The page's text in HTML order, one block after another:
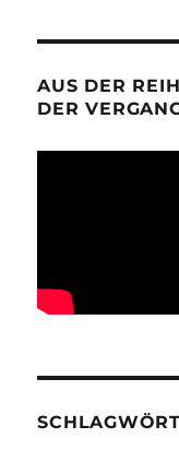
AUS DER
ER